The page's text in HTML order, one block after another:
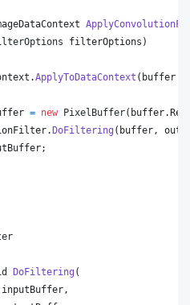
filterOptions )
.ApplyToDataContext ( buffer
= new PixelBuffer( buffer.
.DoFiltering ( buffer ,
;
DoFiltering (
inputBuffer ,